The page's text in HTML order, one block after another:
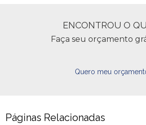
ENCONTROU O
Faça seu orçamento
Quero meu
Páginas Relacionadas